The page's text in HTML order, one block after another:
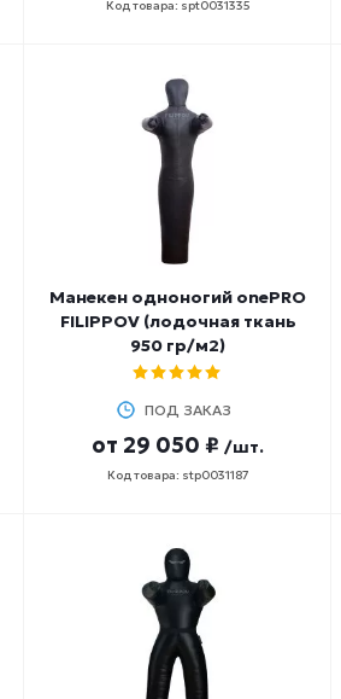
Код товара: spt0031335
Манекен одноногий onePRO
FILIPPOV (лодочная ткань
950 гр/м2)
ПОД ЗАКАЗ
от 29 050 ₽ /шт.
Код товара: stp0031187